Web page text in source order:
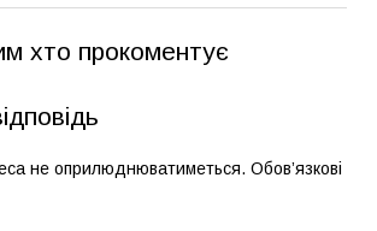
хто прокоментує
не оприлюднюватиметься. Обов’язкові